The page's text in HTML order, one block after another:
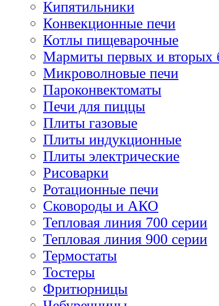
Кипятильники
Конвекционные печи
Котлы пищеварочные
Мармиты первых и вторых
Микроволновые печи
Пароконвектоматы
Печи для пиццы
Плиты газовые
Плиты индукционные
Плиты электрические
Рисоварки
Ротационные печи
Сковороды и АКО
Тепловая линия 700 серии
Тепловая линия 900 серии
Термостаты
Тостеры
Фритюрницы